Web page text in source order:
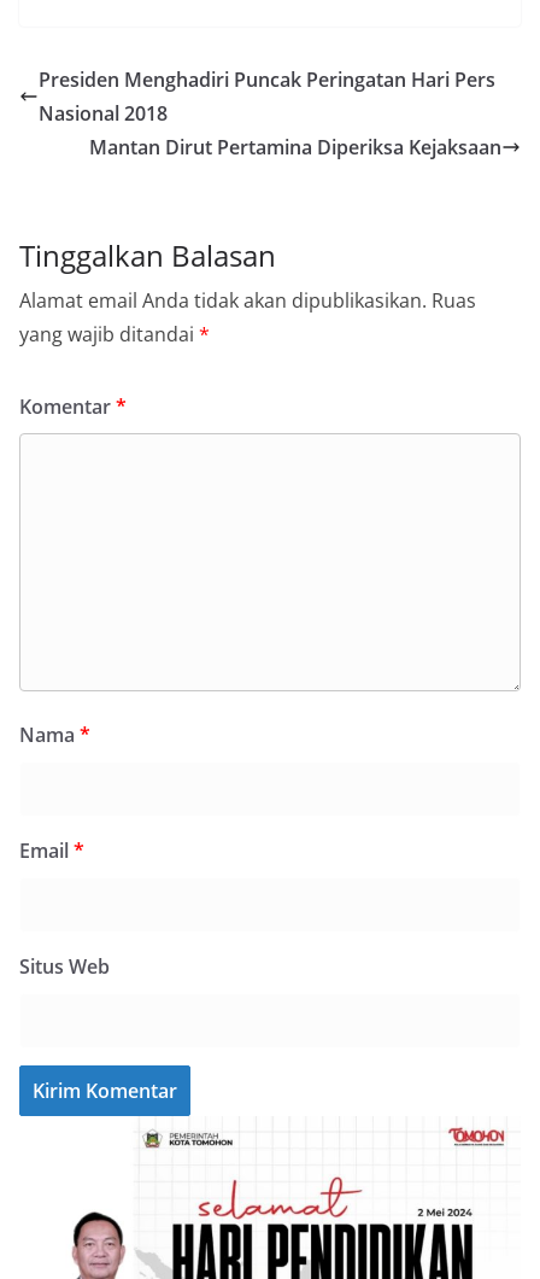
Presiden Menghadiri Puncak Peringatan Hari Pers
Nasional 2018
Mantan Dirut Pertamina Diperiksa Kejaksaan
Tinggalkan Balasan
Alamat email Anda tidak akan dipublikasikan. Ruas
yang wajib ditandai *
Komentar*
Nama *
Email*
Situs Web